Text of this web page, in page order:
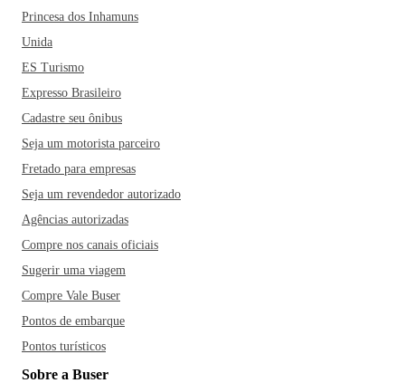
Princesa dos Inhamuns
Unida
ES Turismo
Expresso Brasileiro
Cadastre seu ônibus
Seja um motorista parceiro
Fretado para empresas
Seja um revendedor autorizado
Agências autorizadas
Compre nos canais oficiais
Sugerir uma viagem
Compre Vale Buser
Pontos de embarque
Pontos turísticos
Sobre a Buser